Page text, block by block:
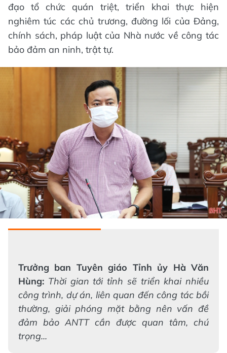
đạo tổ chức quán triệt, triển khai thực hiện
nghiêm túc các chủ trương, đường lối của Đảng,
chính sách, pháp luật của Nhà nước về công tác
bảo đảm an ninh, trật tự.
Trưởng ban Tuyên giáo Tỉnh ủy Hà Văn
Hùng: Thời gian tới tỉnh sẽ triển khai nhiều
công trình, dự án, liên quan đến công tác bồi
thường, giải phóng mặt bằng nên vấn đề
đảm bảo ANTT cần được quan tâm, chú
trọng...